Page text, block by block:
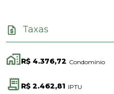
Taxas
R$ 4.376,72 Condomínio
R$ 2.462,81 IPTU